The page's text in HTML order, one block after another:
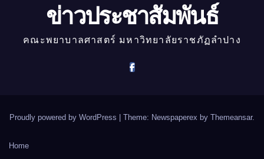
ข่าวประชาสัมพันธ์
คณะพยาบาลศาสตร์ มหาวิทยาลัยราชภัฏลำปาง
Proudly powered by WordPress Theme: Newspaperex by Themeansar.
Home